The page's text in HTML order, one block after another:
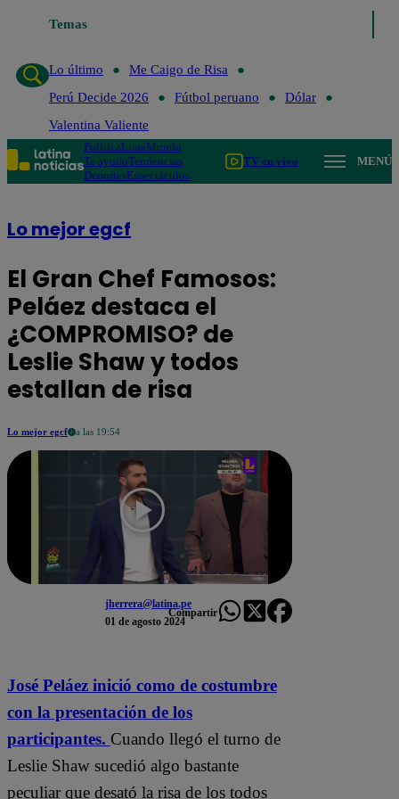
Temas
Caigo de Risa
Lo último
Me Caigo de Risa
Perú Decide 2026
Fútbol peruano
Dólar
Valentina Valiente
PolíticaLimaMundo
Te ayudoTendencias
DeportesEspectáculos
TV en vivo MENÚ
Lo mejor egcf
El Gran Chef Famosos:
Peláez destaca el
¿COMPROMISO? de
Leslie Shaw y todos
estallan de risa
Lo mejor egcf a las 19:54
jherrera@latina.pe
01 de agosto 2024
Compartir
José Peláez inició como de costumbre
con la presentación de los
participantes. Cuando llegó el turno de
Leslie Shaw sucedió algo bastante
peculiar que desató la risa de los todos